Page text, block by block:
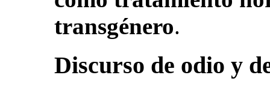
transgénero.
Discurso de odio y